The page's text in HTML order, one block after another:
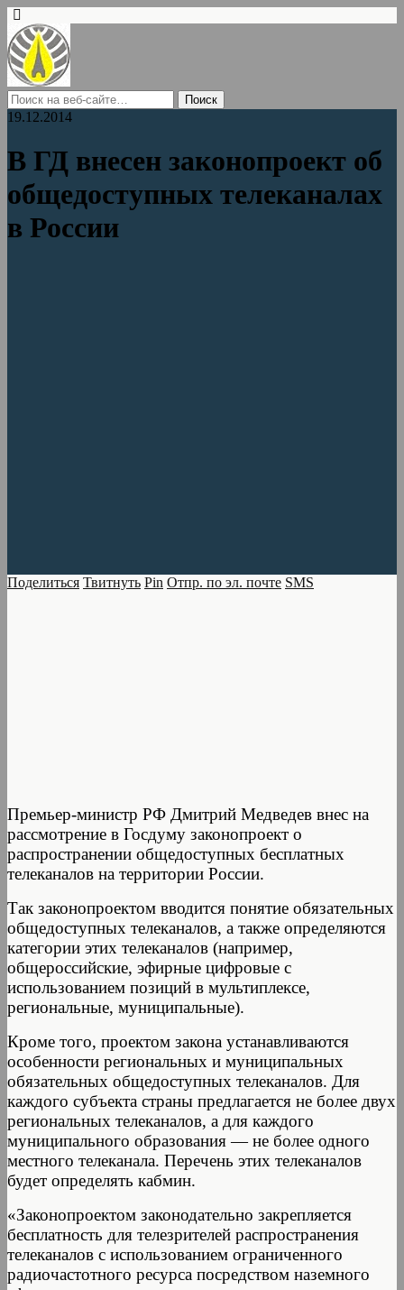
19.12.2014
В ГД внесен законопроект об
общедоступных телеканалах
в России
Поделиться Твитнуть Pin Отпр. по эл. почте SMS
Премьер-министр РФ Дмитрий Медведев внес на
рассмотрение в Госдуму законопроект о
распространении общедоступных бесплатных
телеканалов на территории России.
Так законопроектом вводится понятие обязательных
общедоступных телеканалов, а также определяются
категории этих телеканалов (например,
общероссийские, эфирные цифровые с
использованием позиций в мультиплексе,
региональные, муниципальные).
Кроме того, проектом закона устанавливаются
особенности региональных и муниципальных
обязательных общедоступных телеканалов. Для
каждого субъекта страны предлагается не более двух
региональных телеканалов, а для каждого
муниципального образования — не более одного
местного телеканала. Перечень этих телеканалов
будет определять кабмин.
«Законопроектом законодательно закрепляется
бесплатность для телезрителей распространения
телеканалов с использованием ограниченного
радиочастотного ресурса посредством наземного